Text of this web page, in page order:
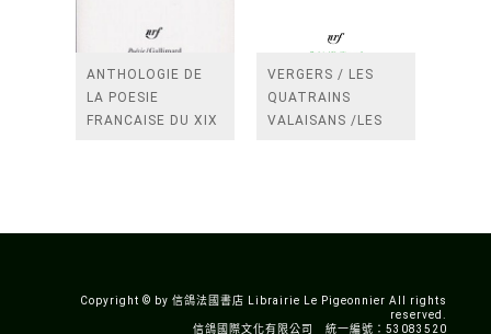
ANTHOLOGIE DE
LA POESIE
FRANCAISE DU XIX
VERGERS / LES
QUATRAINS
VALAISANS /LES
Copyright © by 信鴿法國書店 Librairie Le Pigeonnier All rights
reserved.
信鴿國際文化有限公司 統一編號：53083520